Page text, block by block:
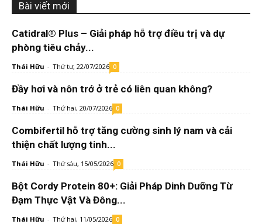
Bài viết mới
Catidral® Plus – Giải pháp hỗ trợ điều trị và dự
phòng tiêu chảy...
Thái Hữu - Thứ tư, 22/07/2026 0
Đầy hơi và nôn trớ ở trẻ có liên quan không?
Thái Hữu - Thứ hai, 20/07/2026 0
Combifertil hỗ trợ tăng cường sinh lý nam và cải
thiện chất lượng tinh...
Thái Hữu - Thứ sáu, 15/05/2026 0
Bột Cordy Protein 80+: Giải Pháp Dinh Dưỡng Từ
Đạm Thực Vật Và Đông...
Thái Hữu - Thứ hai, 11/05/2026 0